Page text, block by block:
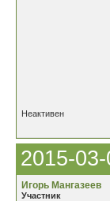
Неактивен
2015-
Игорь Мангазеев
Участник